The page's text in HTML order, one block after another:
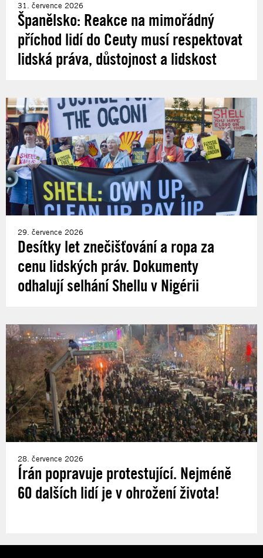
31. července 2026
Španělsko: Reakce na mimořádný
příchod lidí do Ceuty musí respektovat
lidská práva, důstojnost a lidskost
29. července 2026
Desítky let znečišťování a ropa za
cenu lidských práv. Dokumenty
odhalují selhání Shellu v Nigérii
28. července 2026
Írán popravuje protestující. Nejméně
60 dalších lidí je v ohrožení života!